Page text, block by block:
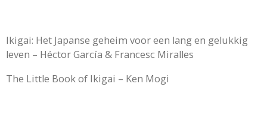
Ikigai: Het Japanse geheim voor een lang en gelukkig
leven – Héctor García & Francesc Miralles
The Little Book of Ikigai – Ken Mogi